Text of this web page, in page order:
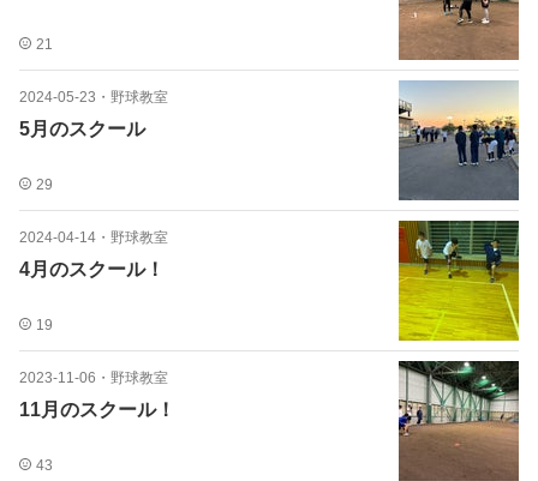
21
2024-05-23 ・ 野球教室
5月のスクール
29
2024-04-14 ・ 野球教室
4月のスクール！
19
2023-11-06 ・ 野球教室
11月のスクール！
43